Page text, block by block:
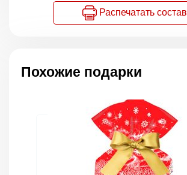
Распечатать состав
Похожие подарки